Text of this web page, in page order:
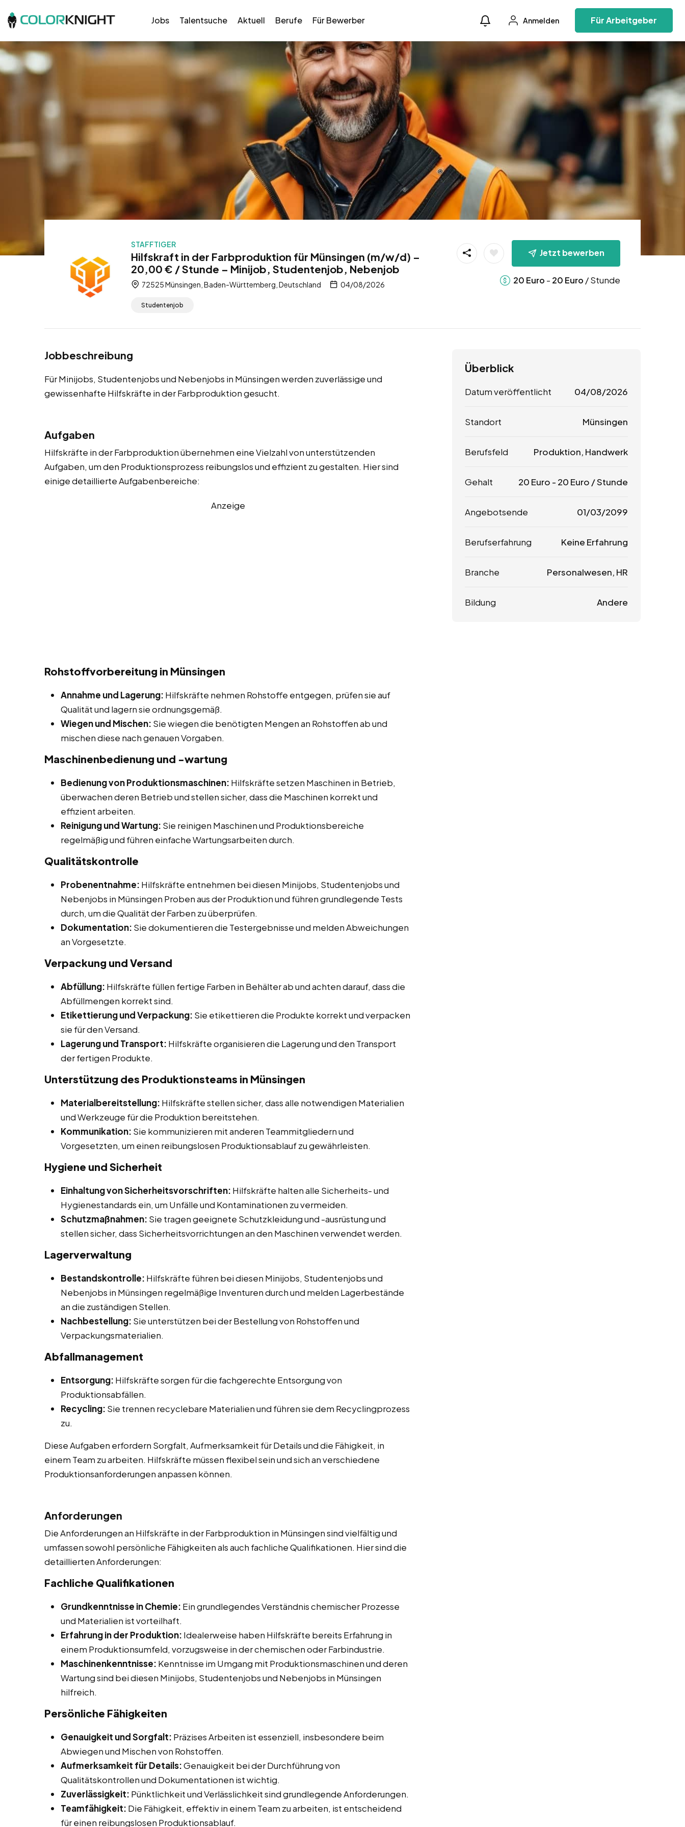
Jobs Talentsuche Aktuell Berufe Für Bewerber Anmelden Für Arbeitgeber
STAFFTIGER
Hilfskraft in der Farbproduktion für Münsingen (m/w/d) –
20,00 € / Stunde – Minijob, Studentenjob, Nebenjob
72525 Münsingen, Baden-Württemberg, Deutschland 04/08/2026
Studentenjob
Jetzt bewerben
20 Euro - 20 Euro / Stunde
Jobbeschreibung
Für Minijobs, Studentenjobs und Nebenjobs in Münsingen werden zuverlässige und
gewissenhafte Hilfskräfte in der Farbproduktion gesucht.
Aufgaben
Hilfskräfte in der Farbproduktion übernehmen eine Vielzahl von unterstützenden
Aufgaben, um den Produktionsprozess reibungslos und effizient zu gestalten. Hier sind
einige detaillierte Aufgabenbereiche:
Anzeige
Rohstoffvorbereitung in Münsingen
Annahme und Lagerung: Hilfskräfte nehmen Rohstoffe entgegen, prüfen sie auf
Qualität und lagern sie ordnungsgemäß.
Wiegen und Mischen: Sie wiegen die benötigten Mengen an Rohstoffen ab und
mischen diese nach genauen Vorgaben.
Maschinenbedienung und -wartung
Bedienung von Produktionsmaschinen: Hilfskräfte setzen Maschinen in Betrieb,
überwachen deren Betrieb und stellen sicher, dass die Maschinen korrekt und
effizient arbeiten.
Reinigung und Wartung: Sie reinigen Maschinen und Produktionsbereiche
regelmäßig und führen einfache Wartungsarbeiten durch.
Qualitätskontrolle
Probenentnahme: Hilfskräfte entnehmen bei diesen Minijobs, Studentenjobs und
Nebenjobs in Münsingen Proben aus der Produktion und führen grundlegende Tests
durch, um die Qualität der Farben zu überprüfen.
Dokumentation: Sie dokumentieren die Testergebnisse und melden Abweichungen
an Vorgesetzte.
Verpackung und Versand
Abfüllung: Hilfskräfte füllen fertige Farben in Behälter ab und achten darauf, dass die
Abfüllmengen korrekt sind.
Etikettierung und Verpackung: Sie etikettieren die Produkte korrekt und verpacken
sie für den Versand.
Lagerung und Transport: Hilfskräfte organisieren die Lagerung und den Transport
der fertigen Produkte.
Unterstützung des Produktionsteams in Münsingen
Materialbereitstellung: Hilfskräfte stellen sicher, dass alle notwendigen Materialien
und Werkzeuge für die Produktion bereitstehen.
Kommunikation: Sie kommunizieren mit anderen Teammitgliedern und
Vorgesetzten, um einen reibungslosen Produktionsablauf zu gewährleisten.
Hygiene und Sicherheit
Einhaltung von Sicherheitsvorschriften: Hilfskräfte halten alle Sicherheits- und
Hygienestandards ein, um Unfälle und Kontaminationen zu vermeiden.
Schutzmaßnahmen: Sie tragen geeignete Schutzkleidung und -ausrüstung und
stellen sicher, dass Sicherheitsvorrichtungen an den Maschinen verwendet werden.
Lagerverwaltung
Bestandskontrolle: Hilfskräfte führen bei diesen Minijobs, Studentenjobs und
Nebenjobs in Münsingen regelmäßige Inventuren durch und melden Lagerbestände
an die zuständigen Stellen.
Nachbestellung: Sie unterstützen bei der Bestellung von Rohstoffen und
Verpackungsmaterialien.
Abfallmanagement
Entsorgung: Hilfskräfte sorgen für die fachgerechte Entsorgung von
Produktionsabfällen.
Recycling: Sie trennen recyclebare Materialien und führen sie dem Recyclingprozess
zu.
Diese Aufgaben erfordern Sorgfalt, Aufmerksamkeit für Details und die Fähigkeit, in
einem Team zu arbeiten. Hilfskräfte müssen flexibel sein und sich an verschiedene
Produktionsanforderungen anpassen können.
Anforderungen
Die Anforderungen an Hilfskräfte in der Farbproduktion in Münsingen sind vielfältig und
umfassen sowohl persönliche Fähigkeiten als auch fachliche Qualifikationen. Hier sind die
detaillierten Anforderungen:
Fachliche Qualifikationen
Grundkenntnisse in Chemie: Ein grundlegendes Verständnis chemischer Prozesse
und Materialien ist vorteilhaft.
Erfahrung in der Produktion: Idealerweise haben Hilfskräfte bereits Erfahrung in
einem Produktionsumfeld, vorzugsweise in der chemischen oder Farbindustrie.
Maschinenkenntnisse: Kenntnisse im Umgang mit Produktionsmaschinen und deren
Wartung sind bei diesen Minijobs, Studentenjobs und Nebenjobs in Münsingen
hilfreich.
Persönliche Fähigkeiten
Genauigkeit und Sorgfalt: Präzises Arbeiten ist essenziell, insbesondere beim
Abwiegen und Mischen von Rohstoffen.
Aufmerksamkeit für Details:Genauigkeit bei der Durchführung von
Qualitätskontrollen und Dokumentationen ist wichtig.
Zuverlässigkeit: Pünktlichkeit und Verlässlichkeit sind grundlegende Anforderungen.
Teamfähigkeit: Die Fähigkeit, effektiv in einem Team zu arbeiten, ist entscheidend
für einen reibungslosen Produktionsablauf.
Überblick
Datum veröffentlicht 04/08/2026
Standort Münsingen
Berufsfeld Produktion, Handwerk
Gehalt 20 Euro - 20 Euro / Stunde
Angebotsende 01/03/2099
Berufserfahrung Keine Erfahrung
Branche Personalwesen, HR
Bildung Andere